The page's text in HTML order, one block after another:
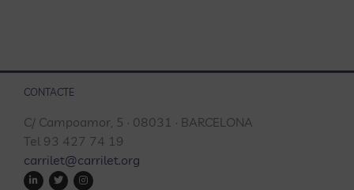
CONTACTE
C/ Campoamor, 5 · 08031 · BARCELONA
Tel 93 427 74 19
carrilet@carrilet.org